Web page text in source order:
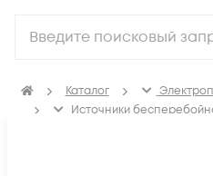
Каталог
Источники